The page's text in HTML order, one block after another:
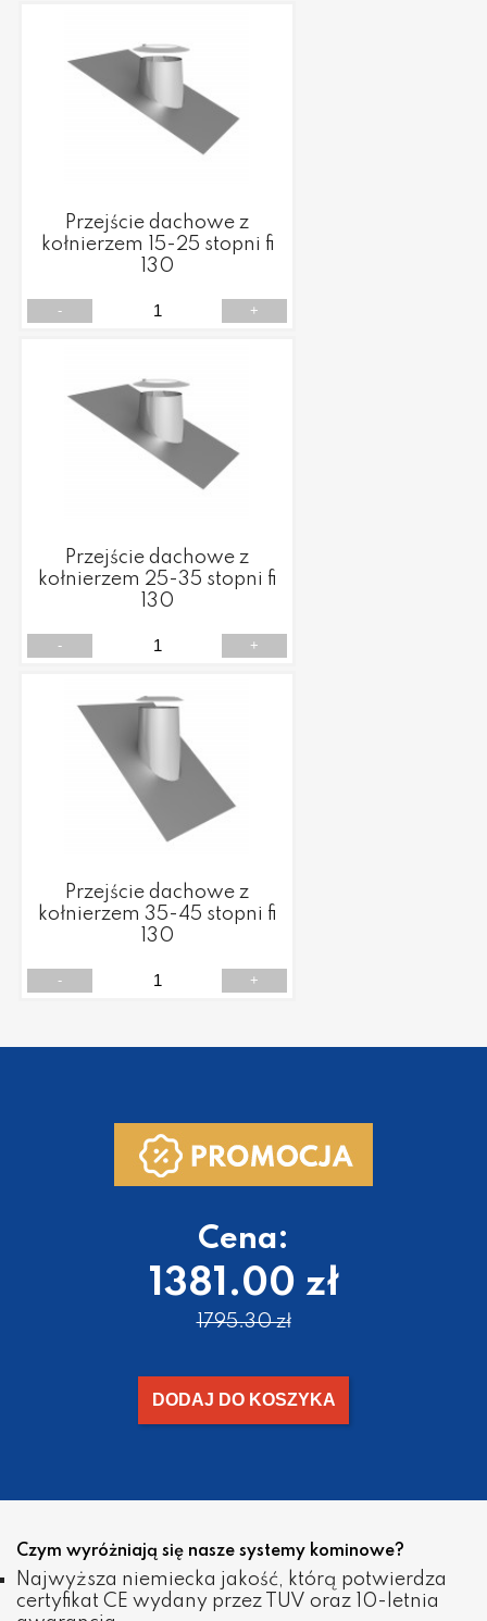
Przejście dachowe z
kołnierzem 15-25 stopni fi
130
- +
Przejście dachowe z
kołnierzem 25-35 stopni fi
130
- +
Przejście dachowe z
kołnierzem 35-45 stopni fi
130
- +
Cena:
1381.00 zł
1795.30 zł
DODAJ DO KOSZYKA
Czym wyróżniają się nasze systemy kominowe?
Najwyższa niemiecka jakość, którą potwierdza
certyfikat CE wydany przez TUV oraz 10-letnia